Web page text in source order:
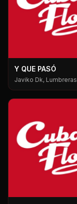
Y QUE PASÓ
Javiko Dk, Lumbreras